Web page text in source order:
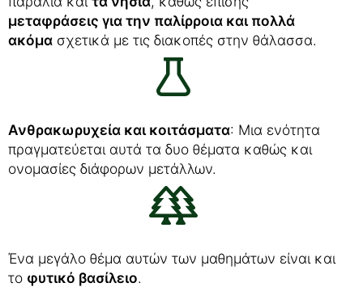
μεταφράσεις για την παλίρροια και πολλά
ακόμα σχετικά με τις διακοπές στην θάλασσα.
Ανθρακωρυχεία και κοιτάσματα: Μια ενότητα
πραγματεύεται αυτά τα δυο θέματα καθώς και
ονομασίες διάφορων μετάλλων.
Ένα μεγάλο θέμα αυτών των μαθημάτων είναι και
το φυτικό βασίλειο.